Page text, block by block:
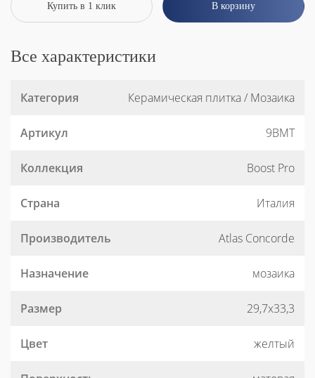
Купить в 1 клик В корзину
Все характеристики
Категория Керамическая плитка / Мозаика
Артикул 9BMT
Коллекция Boost Pro
Страна Италия
Производитель Atlas Concorde
Назначение мозаика
Размер 29,7x33,3
Цвет желтый